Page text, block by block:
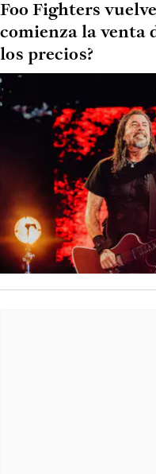
Foo Fighters
comienza la venta
los precios?